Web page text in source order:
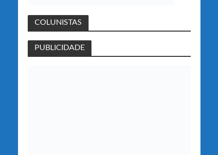
COLUNISTAS
PUBLICIDADE